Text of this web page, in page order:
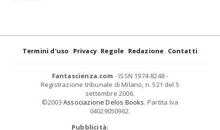
Termini d'uso Privacy Regole Redazione Contatti
Fantascienza.com - ISSN 1974-8248 -
Registrazione tribunale di Milano, n. 521 del 5
settembre 2006.
©2003 Associazione Delos Books. Partita Iva
04029050962.
Pubblicità: